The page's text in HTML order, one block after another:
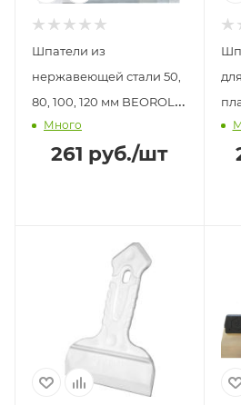
Шпатели из
нержавеющей стали 50,
80, 100, 120 мм BEOROL
(4шт)
Много
261 руб./шт
FIT